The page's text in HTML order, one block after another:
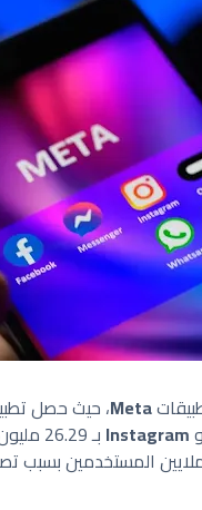
Meta، حيث حصل
Instagram بـ 26.29 مليون. ورغم أن
المستخدمين